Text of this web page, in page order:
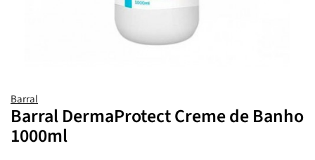
Barral
Barral DermaProtect Creme de Banho
1000ml